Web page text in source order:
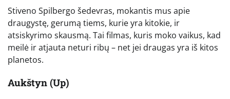
Stiveno Spilbergo šedevras, mokantis mus apie
draugystę, gerumą tiems, kurie yra kitokie, ir
atsiskyrimo skausmą. Tai filmas, kuris moko vaikus, kad
meilė ir atjauta neturi ribų – net jei draugas yra iš kitos
planetos.
Aukštyn (Up)